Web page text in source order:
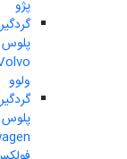
پژو
گردگیر
پلوس
ولوو
گردگیر
پلوس